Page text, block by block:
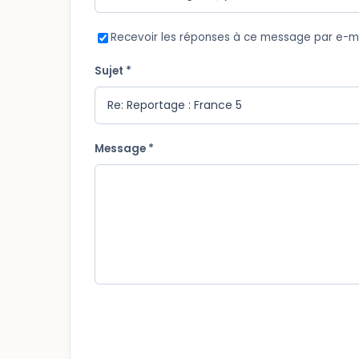
Recevoir les réponses à ce message par e-
Sujet *
Message *